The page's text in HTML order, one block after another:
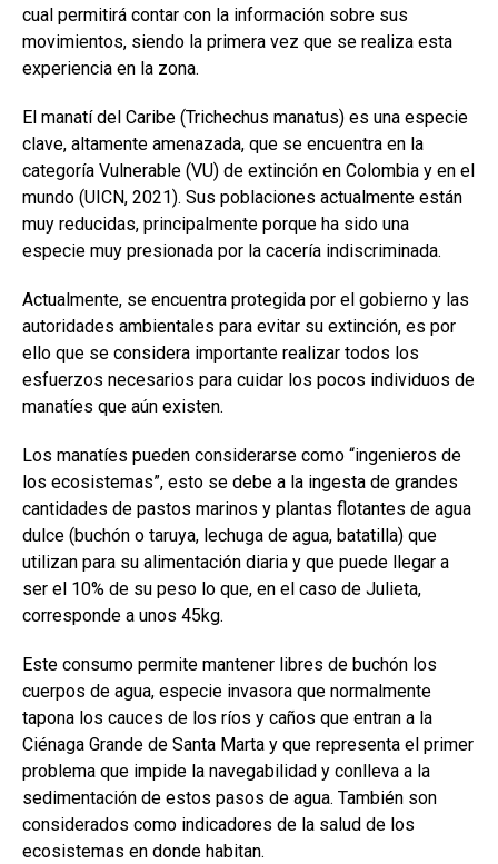
cual permitirá contar con la información sobre sus
movimientos, siendo la primera vez que se realiza esta
experiencia en la zona.
El manatí del Caribe (Trichechus manatus) es una especie
clave, altamente amenazada, que se encuentra en la
categoría Vulnerable (VU) de extinción en Colombia y en el
mundo (UICN, 2021). Sus poblaciones actualmente están
muy reducidas, principalmente porque ha sido una
especie muy presionada por la cacería indiscriminada.
Actualmente, se encuentra protegida por el gobierno y las
autoridades ambientales para evitar su extinción, es por
ello que se considera importante realizar todos los
esfuerzos necesarios para cuidar los pocos individuos de
manatíes que aún existen.
Los manatíes pueden considerarse como “ingenieros de
los ecosistemas”, esto se debe a la ingesta de grandes
cantidades de pastos marinos y plantas flotantes de agua
dulce (buchón o taruya, lechuga de agua, batatilla) que
utilizan para su alimentación diaria y que puede llegar a
ser el 10% de su peso lo que, en el caso de Julieta,
corresponde a unos 45kg.
Este consumo permite mantener libres de buchón los
cuerpos de agua, especie invasora que normalmente
tapona los cauces de los ríos y caños que entran a la
Ciénaga Grande de Santa Marta y que representa el primer
problema que impide la navegabilidad y conlleva a la
sedimentación de estos pasos de agua. También son
considerados como indicadores de la salud de los
ecosistemas en donde habitan.